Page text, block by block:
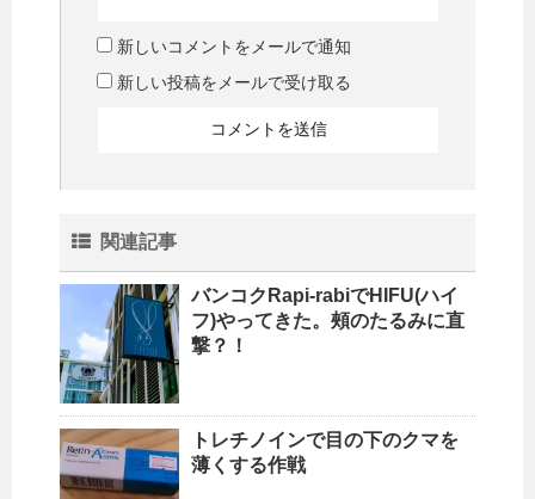
新しいコメントをメールで通知
新しい投稿をメールで受け取る
関連記事
バンコクRapi-rabiでHIFU(ハイ
フ)やってきた。頰のたるみに直
撃？！
トレチノインで目の下のクマを
薄くする作戦